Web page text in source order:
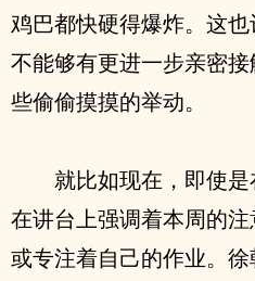
鸡巴都快硬得爆炸。这
不能够有更进一步亲密
些偷偷摸摸的举动。
就比如现在，即使
在讲台上强调着本周的
或专注着自己的作业。